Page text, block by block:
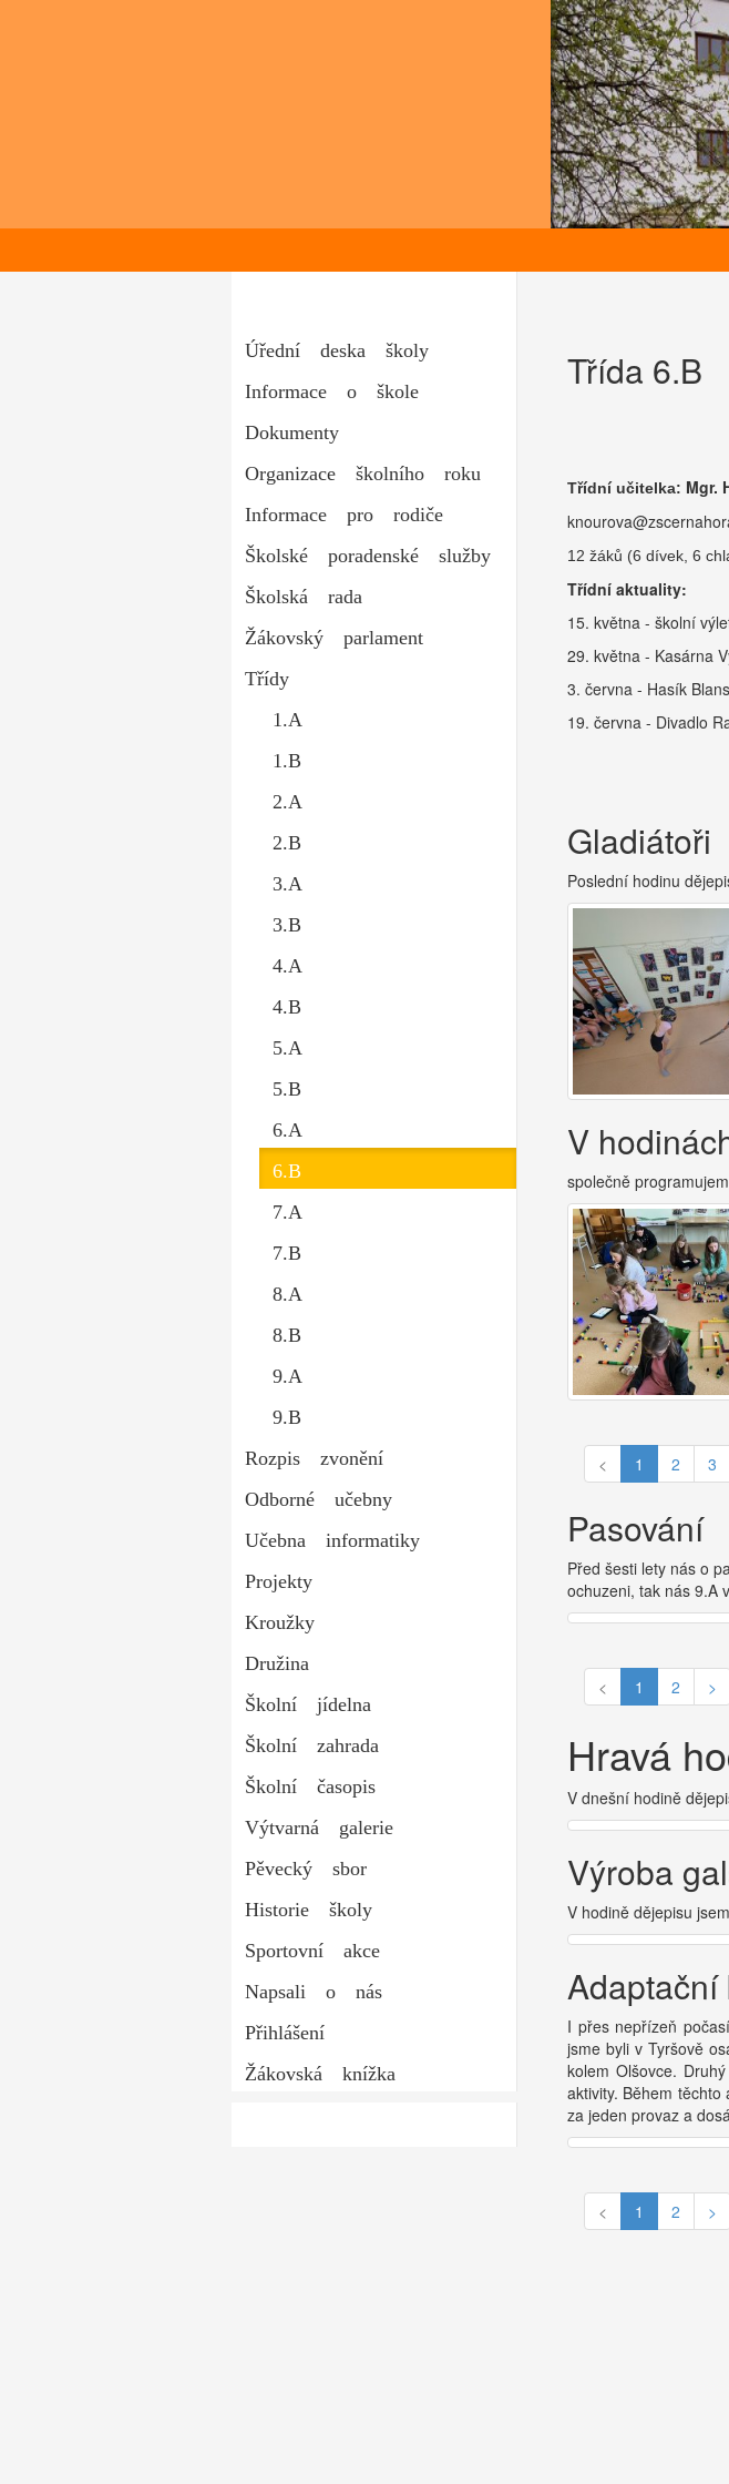
Úřední deska školy
Informace o škole
Dokumenty
Organizace školního roku
Informace pro rodiče
Školské poradenské služby
Školská rada
Žákovský parlament
Třídy
1.A
1.B
2.A
2.B
3.A
3.B
4.A
4.B
5.A
5.B
6.A
6.B
7.A
7.B
8.A
8.B
9.A
9.B
Rozpis zvonění
Odborné učebny
Učebna informatiky
Projekty
Kroužky
Družina
Školní jídelna
Školní zahrada
Školní časopis
Výtvarná galerie
Pěvecký sbor
Historie školy
Sportovní akce
Napsali o nás
Přihlášení
Žákovská knížka
Třída 6.B
Třídní učitelka: Mgr.
12 žáků (6 dívek, 6
Třídní aktuality:
15. května - školní
29. května - Kasárna
3. června - Hasík
19. června - Divadlo
Gladiátoři
Poslední hodinu
V
společně
< 1 2 3
Pasování
Před šesti lety nás o
ochuzeni, tak nás 9.A
< 1 2 >
Hravá
V dnešní hodině
Výroba
V hodině dějepisu
Adaptační
I přes nepřízeň
jsme byli v Tyršově
kolem Olšovce.
aktivity. Během
za jeden provaz a
< 1 2 >